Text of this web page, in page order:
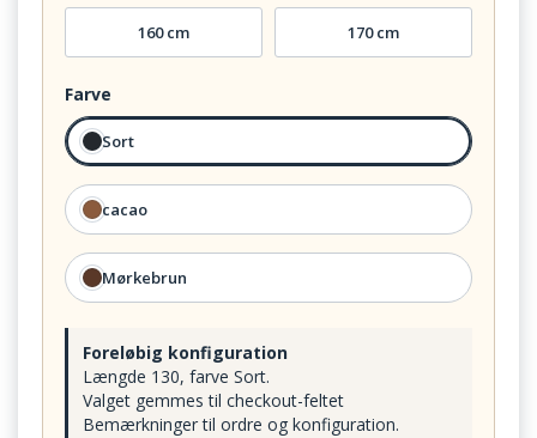
160 cm 170 cm
Farve
Sort
cacao
Mørkebrun
Foreløbig konfiguration
Længde 130, farve Sort.
Valget gemmes til checkout-feltet
Bemærkninger til ordre og konfiguration.